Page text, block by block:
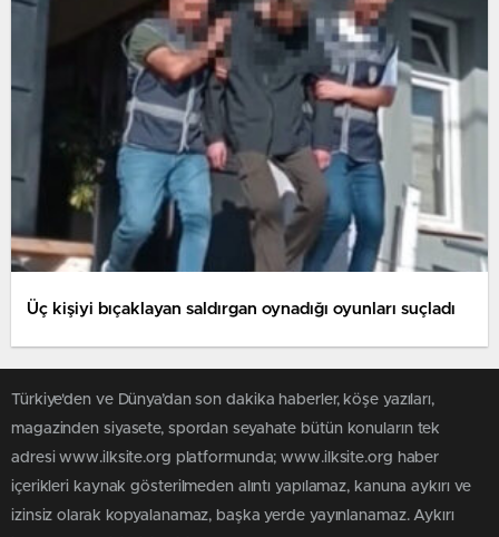
Üç kişiyi bıçaklayan saldırgan oynadığı oyunları suçladı
Türkiye'den ve Dünya’dan son dakika haberler, köşe yazıları,
magazinden siyasete, spordan seyahate bütün konuların tek
adresi www.ilksite.org platformunda; www.ilksite.org haber
içerikleri kaynak gösterilmeden alıntı yapılamaz, kanuna aykırı ve
izinsiz olarak kopyalanamaz, başka yerde yayınlanamaz. Aykırı